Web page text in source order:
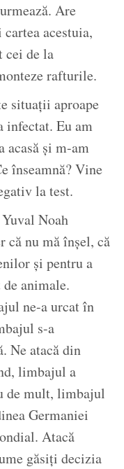
Are
acestuia,
cei de la
rafturile.
situații aproape
infectat. Eu am
acasă și m-am
înseamnă? Vine
la test.
Noah
că nu mă înșel, că
și pentru a
animale.
ne-a urcat în
s-a
Ne atacă din
limbajul a
de mult, limbajul
Germaniei
Atacă
găsiți decizia